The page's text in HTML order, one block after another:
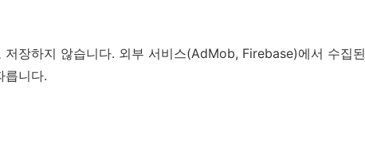
장하지 않습니다. 외부 서비스(AdMob, Firebase)에서 수집된
릅니다.